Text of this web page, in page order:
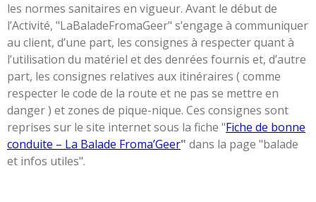
les normes sanitaires en vigueur. Avant le début de
l’Activité, "LaBaladeFromaGeer" s’engage à communiquer
au client, d’une part, les consignes à respecter quant à
l’utilisation du matériel et des denrées fournis et, d’autre
part, les consignes relatives aux itinéraires ( comme
respecter le code de la route et ne pas se mettre en
danger ) et zones de pique-nique. Ces consignes sont
reprises sur le site internet sous la fiche "Fiche de bonne
conduite – La Balade Froma’Geer" dans la page "balade
et infos utiles".